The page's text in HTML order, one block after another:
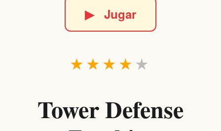
▶Jugar
★
★
★
★
★
Tower Defense